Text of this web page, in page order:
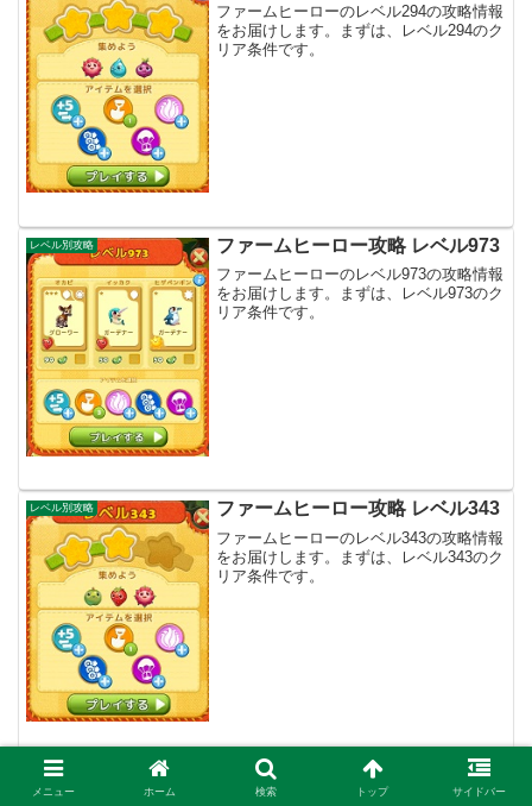
ファームヒーローのレベル294の攻略情報
をお届けします。まずは、レベル294のク
リア条件です。
レベル別攻略 ファームヒーロー攻略 レベル973
ファームヒーローのレベル973の攻略情報
をお届けします。まずは、レベル973のク
リア条件です。
レベル別攻略 ファームヒーロー攻略 レベル343
ファームヒーローのレベル343の攻略情報
をお届けします。まずは、レベル343のク
リア条件です。
レベル別攻略 ファームヒーロー攻略 レベル759
メニュー ホーム 検索 トップ サイドバー